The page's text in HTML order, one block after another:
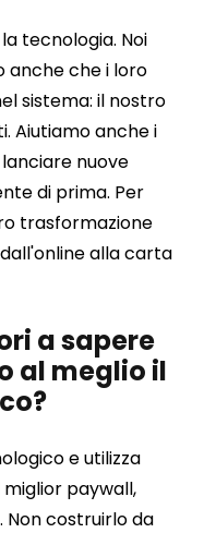
tecnologia. Noi
anche che i loro
sistema: il nostro
Aiutiamo anche i
nuove
di prima. Per
trasformazione
alla carta
a sapere
al meglio il
e utilizza
paywall,
Non costruirlo da